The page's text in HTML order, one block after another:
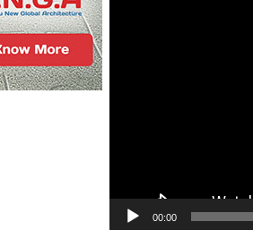
00:00